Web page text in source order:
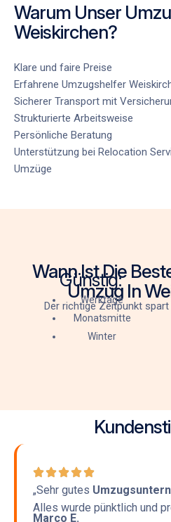
Warum Unser
Weiskirchen?
Klare und faire Preise
Erfahrene Umzugshelfer
Sicherer Transport mit
Strukturierte Arbeitsweise
Persönliche Beratung
Unterstützung bei Relocation
Umzüge
Wann Ist Die
Umzug In
Der richtige Zeitpunkt
Günstig:
Werktage
Monatsmitte
Winter
„Sehr gutes
Alles wurde pünktlich und
Marco E.